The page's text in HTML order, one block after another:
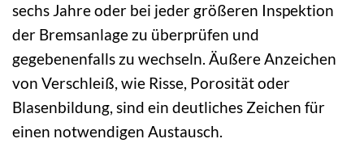
sechs Jahre oder bei jeder größeren Inspektion
der Bremsanlage zu überprüfen und
gegebenenfalls zu wechseln. Äußere Anzeichen
von Verschleiß, wie Risse, Porosität oder
Blasenbildung, sind ein deutliches Zeichen für
einen notwendigen Austausch.